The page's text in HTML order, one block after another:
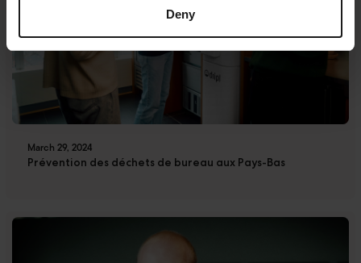
Deny
March 29, 2024
Prévention des déchets de bureau aux Pays-Bas